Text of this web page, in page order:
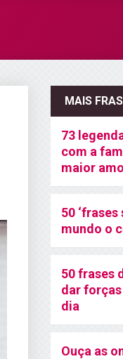
MAIS
73
com a
maior
50 ‘frases
mundo o
50 frases
dar
dia
Ouça as